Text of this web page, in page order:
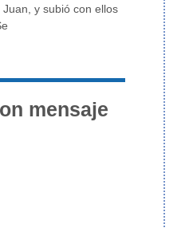
y subió con ellos
mensaje